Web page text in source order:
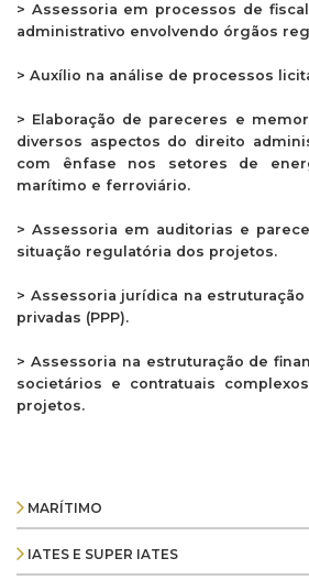
> Assessoria em processos de
administrativo envolvendo órgãos
> Auxílio na análise de processos
> Elaboração de pareceres e
diversos aspectos do direito
com ênfase nos setores de
marítimo e ferroviário.
> Assessoria em auditorias e
situação regulatória dos projetos.
> Assessoria jurídica na
privadas (PPP).
> Assessoria na estruturação de
societários e contratuais
projetos.
MARÍTIMO
IATES E SUPER IATES